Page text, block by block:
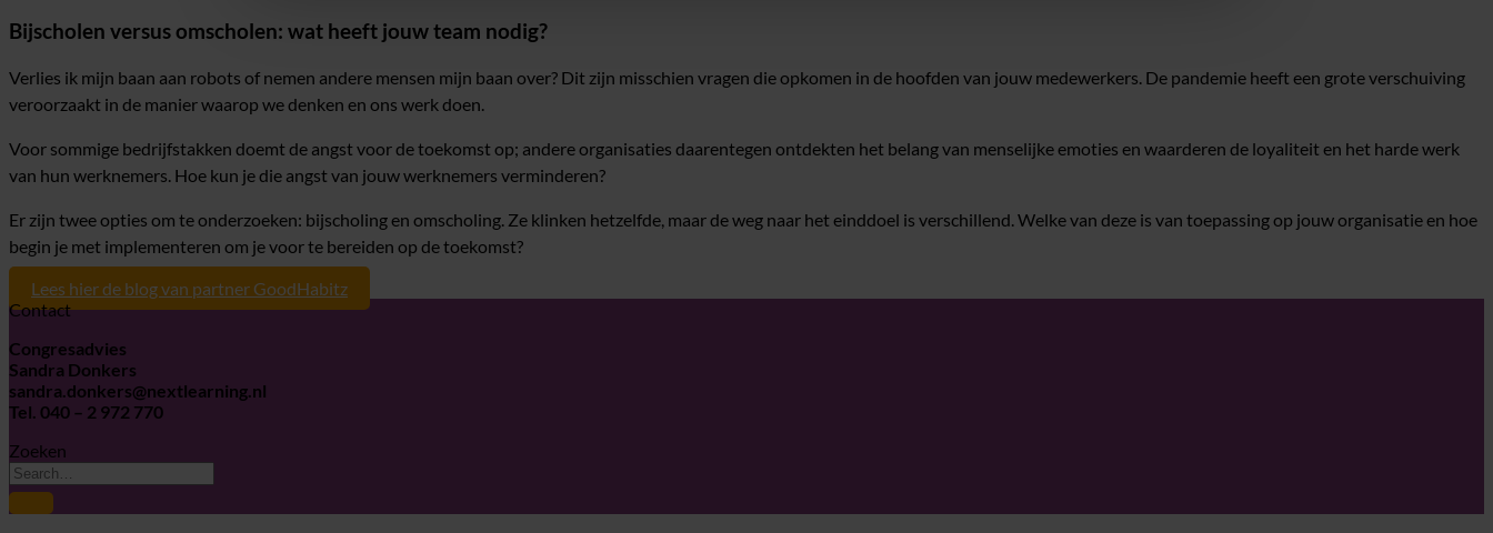
Bijscholen versus omscholen: wat heeft jouw team nodig?
Verlies ik mijn baan aan robots of nemen andere mensen mijn baan over? Dit zijn misschien vragen die opkomen in de hoofden van jouw medewerkers. De pandemie heeft een grote verschuiving
veroorzaakt in de manier waarop we denken en ons werk doen.
Voor sommige bedrijfstakken doemt de angst voor de toekomst op; andere organisaties daarentegen ontdekten het belang van menselijke emoties en waarderen de loyaliteit en het harde werk
van hun werknemers. Hoe kun je die angst van jouw werknemers verminderen?
Er zijn twee opties om te onderzoeken: bijscholing en omscholing. Ze klinken hetzelfde, maar de weg naar het einddoel is verschillend. Welke van deze is van toepassing op jouw organisatie en hoe
begin je met implementeren om je voor te bereiden op de toekomst?
Lees hier de blog van partner GoodHabitz
Contact
Congresadvies
Sandra Donkers
sandra.donkers@nextlearning.nl
Tel. 040 – 2 972 770
Zoeken